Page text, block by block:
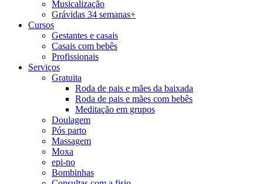
Musicalização
Grávidas 34 semanas+
Cursos
Gestantes e casais
Casais com bebês
Profissionais
Serviços
Gratuita
Roda de pais e mães da baixada
Roda de pais e mães com bebês
Meditação em grupos
Doulagem
Pós parto
Massagem
Moxa
epi-no
Bombinhas